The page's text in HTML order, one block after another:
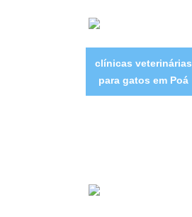
clínicas veterinárias
para gatos em Poá